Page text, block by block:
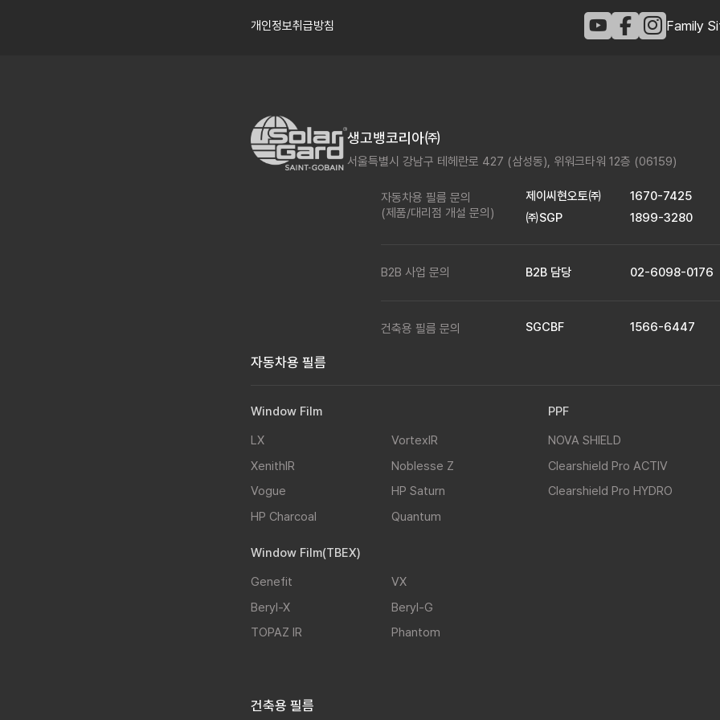
개인정보취급방침 Family
생고뱅코리아㈜
서울특별시 강남구 테헤란로 427 (삼성동), 위워크타워 12층 (06159)
자동차용 필름 문의
(제품/대리점 개설 문의)
제이씨현오토㈜
1670-7425
㈜SGP
1899-3280
B2B 사업 문의 B2B 담당 02-6098-0176
건축용 필름 문의 SGCBF 1566-6447
자동차용 필름
Window Film
LX
VortexIR
XenithIR
Noblesse Z
Vogue
HP Saturn
HP Charcoal
Quantum
PPF
NOVA SHIELD
Clearshield Pro ACTIV
Clearshield Pro HYDRO
Window Film(TBEX)
Genefit
VX
Beryl-X
Beryl-G
TOPAZ IR
Phantom
건축용 필름